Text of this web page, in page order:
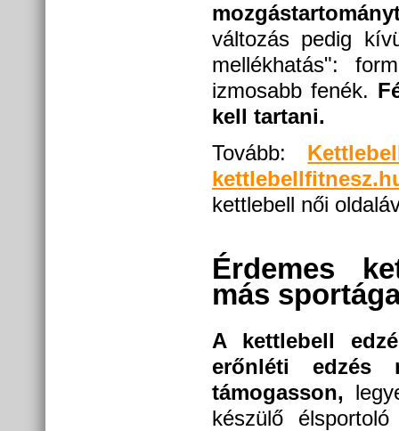
változás pedig
mellékhatás":
izmosabb fenék.
kell tartani.
Tovább:
kettlebell női
Érdemes
más
A kettlebell
erőnléti edzés
támogasson,
készülő